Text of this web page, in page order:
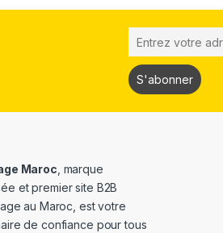
Maroc, marque
et premier site B2B
au Maroc, est votre
de confiance pour tous